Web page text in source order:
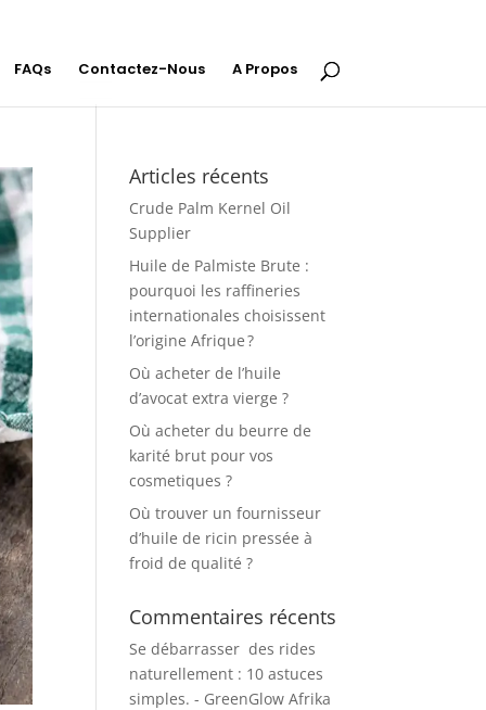
FAQs Contactez-Nous A Propos
Articles récents
Crude Palm Kernel Oil
Supplier
Huile de Palmiste Brute :
pourquoi les raffineries
internationales choisissent
l’origine Afrique ?
Où acheter de l’huile
d’avocat extra vierge ?
Où acheter du beurre de
karité brut pour vos
cosmetiques ?
Où trouver un fournisseur
d’huile de ricin pressée à
froid de qualité ?
Commentaires récents
Se débarrasser des rides
naturellement : 10 astuces
simples. - GreenGlow Afrika